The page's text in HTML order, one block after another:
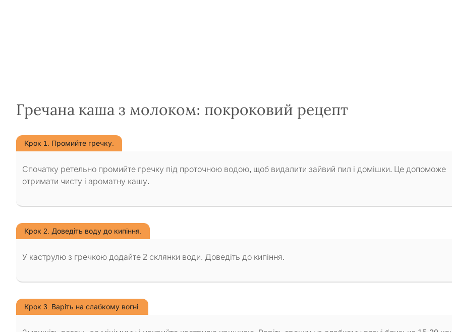
Гречана каша з молоком: покроковий рецепт
Крок 1. Промийте гречку.
Спочатку ретельно промийте гречку під проточною водою, щоб видалити зайвий пил і домішки. Це допоможе
отримати чисту і ароматну кашу.
Крок 2. Доведіть воду до кипіння.
У каструлю з гречкою додайте 2 склянки води. Доведіть до кипіння.
Крок 3. Варіть на слабкому вогні.